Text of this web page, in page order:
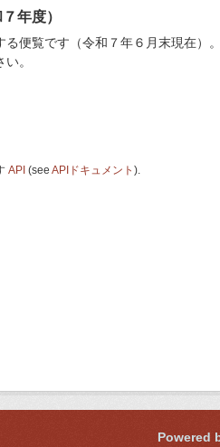
年度）
便覧です（令和７年６月末現在
。
API (see APIドキュメント ).
Powered